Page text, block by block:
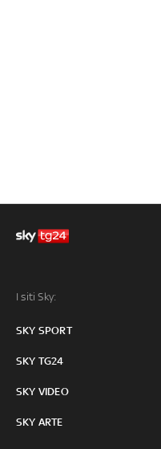
I siti Sky:
SKY SPORT
SKY TG24
SKY VIDEO
SKY ARTE